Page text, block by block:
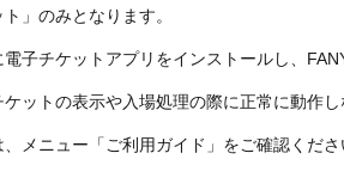
」のみとなります。
子チケットアプリをインストールし、
ットの表示や入場処理の際に正常に動作
メニュー「ご利用ガイド」をご確認くださ